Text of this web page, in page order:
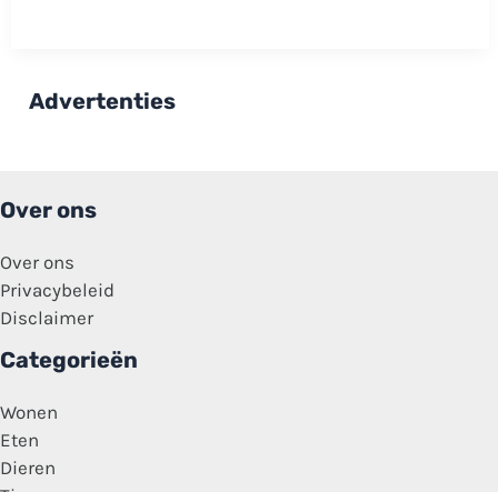
knuffels
van
Advertenties
Over ons
Over ons
Privacybeleid
Disclaimer
Categorieën
Wonen
Eten
Dieren